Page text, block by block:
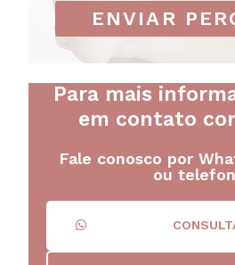
ENVIAR
Para mais
em contato
Fale conosco por
ou